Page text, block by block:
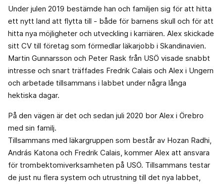
Under julen 2019 bestämde han och familjen sig för att hitta
ett nytt land att flytta till - både för barnens skull och för att
hitta nya möjligheter och utveckling i karriären. Alex skickade
sitt CV till företag som förmedlar läkarjobb i Skandinavien.
Martin Gunnarsson och Peter Rask från USÖ visade snabbt
intresse och snart träffades Fredrik Calais och Alex i Ungern
och arbetade tillsammans i labbet under några långa
hektiska dagar.
På den vägen är det och sedan juli 2020 bor Alex i Örebro
med sin familj.
Tillsammans med läkargruppen som består av Hozan Radhi,
András Katona och Fredrik Calais, kommer Alex att ansvara
för trombektomiverksamheten på USÖ. Tillsammans testar
de just nu flera system och utrustning till det nya labbet,